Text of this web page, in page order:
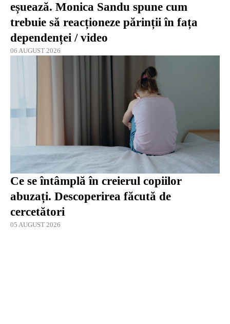
eșuează. Monica Sandu spune cum
trebuie să reacționeze părinții în fața
dependenței / video
06 AUGUST 2026
Ce se întâmplă în creierul copiilor
abuzați. Descoperirea făcută de
cercetători
05 AUGUST 2026